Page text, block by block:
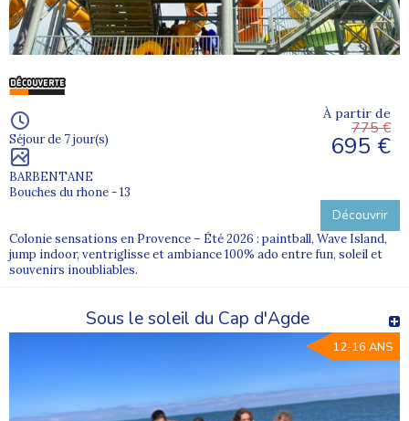
Séjour de 7 jour(s)
BARBENTANE
Bouches du rhone - 13
À partir de
775 €
695 €
Découvrir
Colonie sensations en Provence – Été 2026 : paintball, Wave Island,
jump indoor, ventriglisse et ambiance 100% ado entre fun, soleil et
souvenirs inoubliables.
Sous le soleil du Cap d'Agde
12-16 ANS